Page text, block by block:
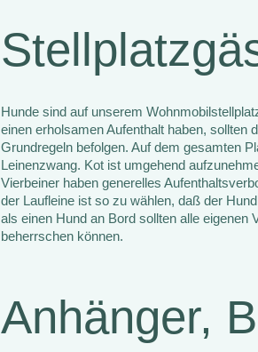
Hunde sind auf unserem
einen erholsamen Aufenthalt haben, sollten
Grundregeln befolgen. Auf dem gesamten
Leinenzwang. Kot ist umgehend
Vierbeiner haben generelles
der Laufleine ist so zu wählen, daß der
als einen Hund an Bord sollten alle eigenen
beherrschen können.
Anhänger,